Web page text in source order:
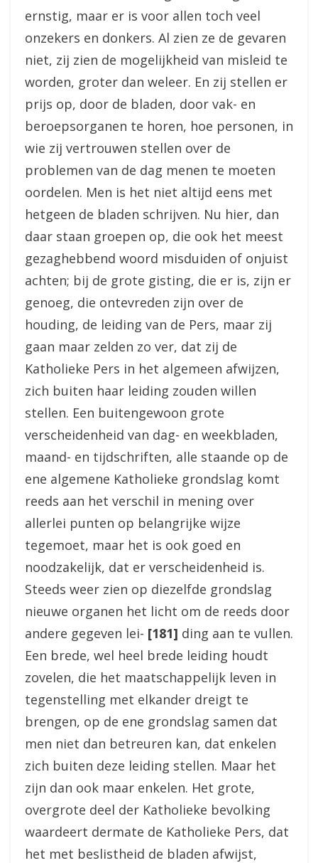
ernstig, maar er is voor allen toch veel
onzekers en donkers. Al zien ze de gevaren
niet, zij zien de mogelijkheid van misleid te
worden, groter dan weleer. En zij stellen er
prijs op, door de bladen, door vak- en
beroepsorganen te horen, hoe personen, in
wie zij vertrouwen stellen over de
problemen van de dag menen te moeten
oordelen. Men is het niet altijd eens met
hetgeen de bladen schrijven. Nu hier, dan
daar staan groepen op, die ook het meest
gezaghebbend woord misduiden of onjuist
achten; bij de grote gisting, die er is, zijn er
genoeg, die ontevreden zijn over de
houding, de leiding van de Pers, maar zij
gaan maar zelden zo ver, dat zij de
Katholieke Pers in het algemeen afwijzen,
zich buiten haar leiding zouden willen
stellen. Een buitengewoon grote
verscheidenheid van dag- en weekbladen,
maand- en tijdschriften, alle staande op de
ene algemene Katholieke grondslag komt
reeds aan het verschil in mening over
allerlei punten op belangrijke wijze
tegemoet, maar het is ook goed en
noodzakelijk, dat er verscheidenheid is.
Steeds weer zien op diezelfde grondslag
nieuwe organen het licht om de reeds door
andere gegeven lei- [181] ding aan te vullen.
Een brede, wel heel brede leiding houdt
zovelen, die het maatschappelijk leven in
tegenstelling met elkander dreigt te
brengen, op de ene grondslag samen dat
men niet dan betreuren kan, dat enkelen
zich buiten deze leiding stellen. Maar het
zijn dan ook maar enkelen. Het grote,
overgrote deel der Katholieke bevolking
waardeert dermate de Katholieke Pers, dat
het met beslistheid de bladen afwijst,